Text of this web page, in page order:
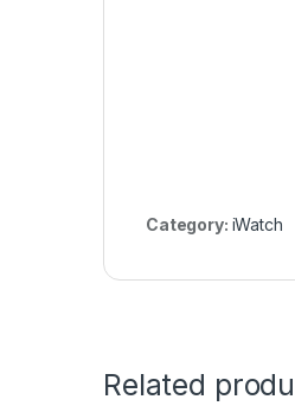
Category: iWatch
Related